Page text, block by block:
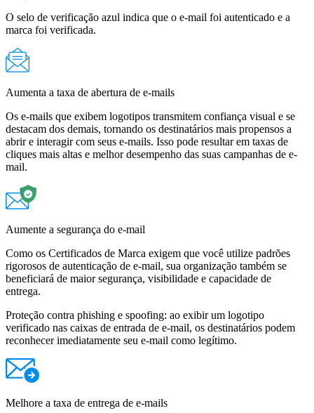
O selo de verificação azul indica que o e-mail foi autenticado e a
marca foi verificada.
Aumenta a taxa de abertura de e-mails
Os e-mails que exibem logotipos transmitem confiança visual e se
destacam dos demais, tornando os destinatários mais propensos a
abrir e interagir com seus e-mails. Isso pode resultar em taxas de
cliques mais altas e melhor desempenho das suas campanhas de e-
mail.
Aumente a segurança do e-mail
Como os Certificados de Marca exigem que você utilize padrões
rigorosos de autenticação de e-mail, sua organização também se
beneficiará de maior segurança, visibilidade e capacidade de
entrega.
Proteção contra phishing e spoofing: ao exibir um logotipo
verificado nas caixas de entrada de e-mail, os destinatários podem
reconhecer imediatamente seu e-mail como legítimo.
Melhore a taxa de entrega de e-mails